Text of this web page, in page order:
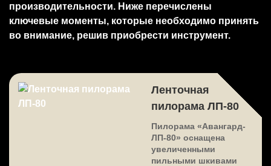
производительности. Ниже перечислены
ключевые моменты, которые необходимо принять
во внимание, решив приобрести инструмент.
Ленточная
пилорама ЛП-80
Пилорама «Авангард-
ЛП-80» оснащена
увеличенными
пильными шкивами